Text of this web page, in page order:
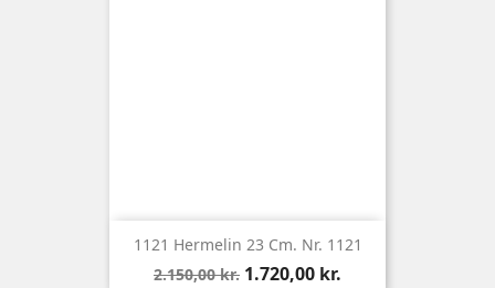
1121 Hermelin 23 Cm. Nr. 1121
Normalpris
2.150,00 kr. Pris
1.720,00 kr.